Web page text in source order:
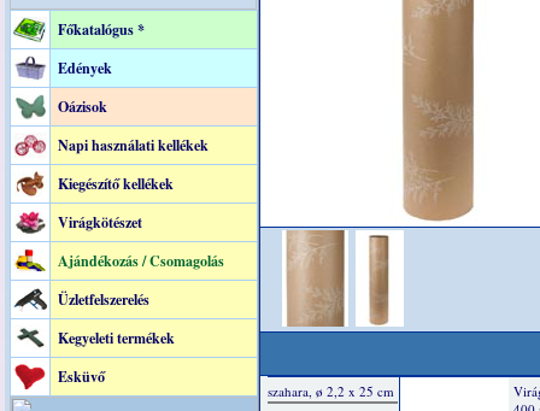
Főkatalógus *
Edények
Oázisok
Napi használati kellékek
Kiegészítő kellékek
Virágkötészet
Ajándékozás / Csomagolás
Üzletfelszerelés
Kegyeleti termékek
Esküvő